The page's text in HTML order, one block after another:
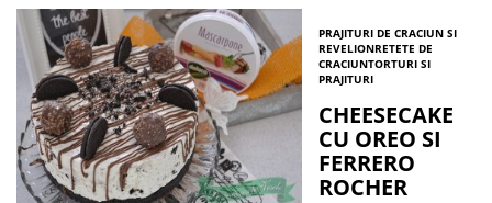
PRAJITURI DE CRACIUN SI
REVELIONRETETE DE
CRACIUNTORTURI SI
PRAJITURI
CHEESECAKE
CU OREO SI
FERRERO
ROCHER